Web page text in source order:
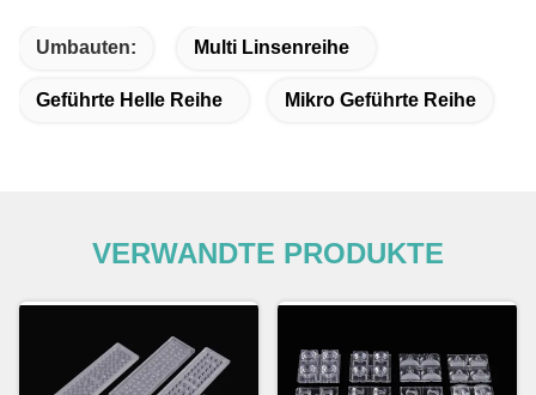
Umbauten: Multi Linsenreihe
Geführte Helle Reihe Mikro Geführte Reihe
VERWANDTE PRODUKTE